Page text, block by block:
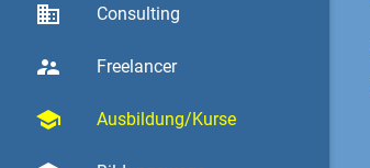
business Consulting
supervisor_account Freelancer
school Ausbildung/Kurse